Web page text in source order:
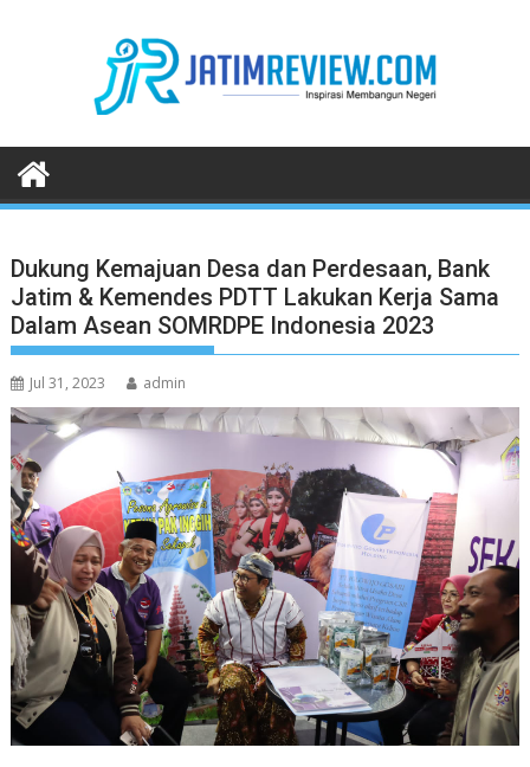
Dukung Kemajuan Desa dan Perdesaan, Bank
Jatim & Kemendes PDTT Lakukan Kerja Sama
Dalam Asean SOMRDPE Indonesia 2023
Jul 31, 2023 admin